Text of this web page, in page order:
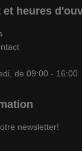
heures
de 09:00 - 16:00
newsletter!